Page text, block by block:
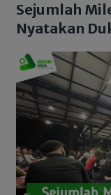
Sejumlah
Nyatakan